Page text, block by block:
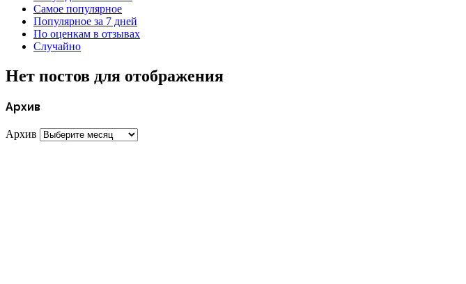
Самое популярное
Популярное за 7 дней
По оценкам в отзывах
Случайно
Нет постов для отображения
Архив
Архив